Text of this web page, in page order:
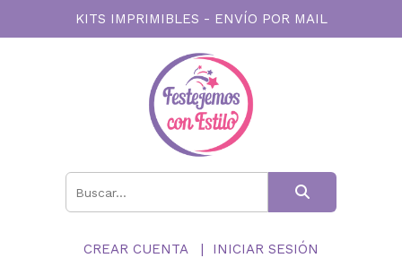
KITS IMPRIMIBLES - ENVÍO POR MAIL
CREAR CUENTA INICIAR SESIÓN